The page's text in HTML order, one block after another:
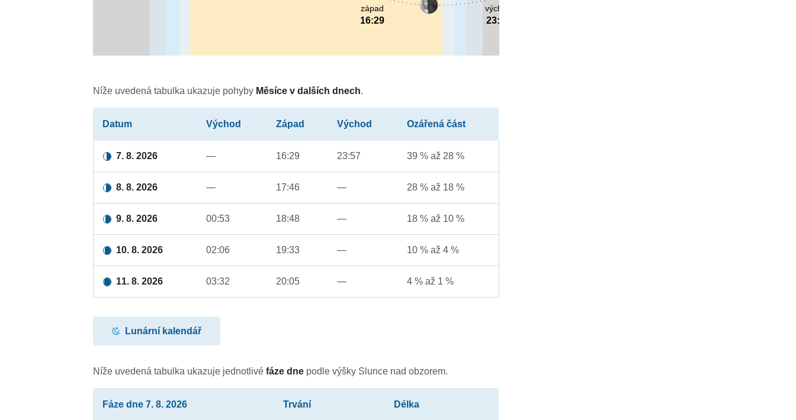
východ
23:57
západ
16:29
Níže uvedená tabulka ukazuje pohyby Měsíce v dalších dnech.
Datum Východ Západ Východ Ozářená část
7. 8. 2026 — 16:29 23:57 39 % až 28 %
8. 8. 2026 — 17:46 — 28 % až 18 %
9. 8. 2026 00:53 18:48 — 18 % až 10 %
10. 8. 2026 02:06 19:33 — 10 % až 4 %
11. 8. 2026 03:32 20:05 — 4 % až 1 %
Lunární kalendář
Níže uvedená tabulka ukazuje jednotlivéfáze dne podle výšky Slunce nad obzorem.
Fáze dne 7. 8. 2026 Trvání Délka